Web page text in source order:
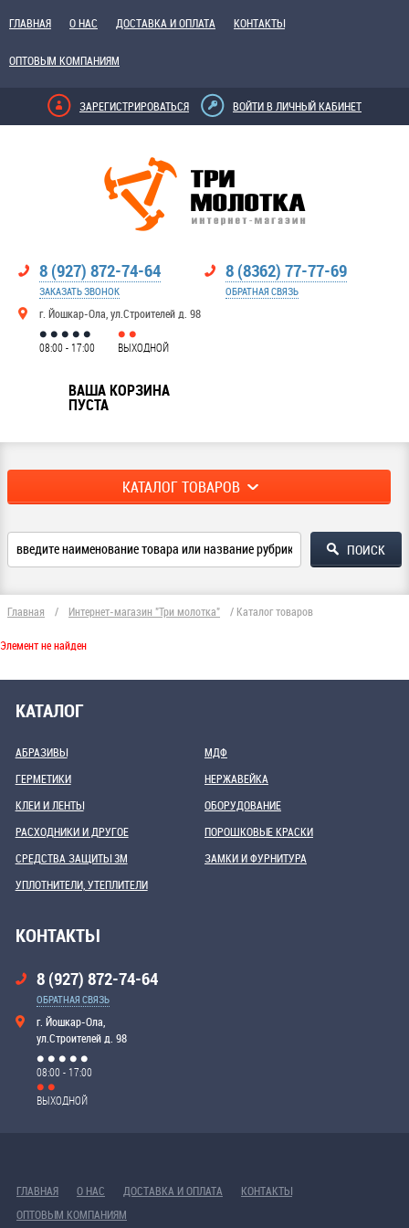
ГЛАВНАЯ О НАС ДОСТАВКА И ОПЛАТА КОНТАКТЫ
ОПТОВЫМ КОМПАНИЯМ
ЗАРЕГИСТРИРОВАТЬСЯ ВОЙТИ В ЛИЧНЫЙ КАБИНЕТ
8 (927) 872-74-64
ЗАКАЗАТЬ ЗВОНОК
г. Йошкар-Ола, ул.Строителей д. 98
8 (8362) 77-77-69
ОБРАТНАЯ СВЯЗЬ
08:00 - 17:00 ВЫХОДНОЙ
ВАША КОРЗИНА
ПУСТА
КАТАЛОГ ТОВАРОВ
Главная / Интернет-магазин "Три молотка" / Каталог товаров
Элемент не найден
КАТАЛОГ
АБРАЗИВЫ
ГЕРМЕТИКИ
КЛЕИ И ЛЕНТЫ
МДФ
НЕРЖАВЕЙКА
ОБОРУДОВАНИЕ
РАСХОДНИКИ И ДРУГОЕ
СРЕДСТВА ЗАЩИТЫ 3М
УПЛОТНИТЕЛИ, УТЕПЛИТЕЛИ
ПОРОШКОВЫЕ КРАСКИ
ЗАМКИ И ФУРНИТУРА
КОНТАКТЫ
8 (927) 872-74-64
ОБРАТНАЯ СВЯЗЬ
г. Йошкар-Ола,
ул.Строителей д. 98
08:00 - 17:00
ВЫХОДНОЙ
ГЛАВНАЯ О НАС ДОСТАВКА И ОПЛАТА
КОНТАКТЫ
ОПТОВЫМ КОМПАНИЯМ